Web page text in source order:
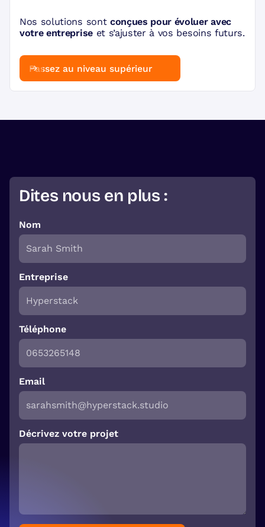
Nos solutions sont conçues pour évoluer avec
votre entrepriseet s’ajuster à vos besoins futurs.
Passez au niveau supérieur
Dites nous en plus :
Nom
Entreprise
Téléphone
Email
Décrivez votre projet